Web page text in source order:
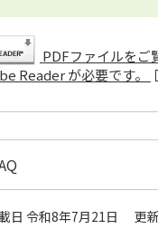
PDFファイルをご
Reader が必要です。
日 令和8年7月21日 更